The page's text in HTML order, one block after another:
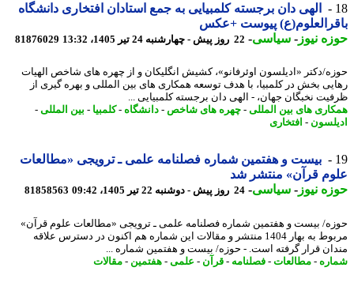
الهی دان برجسته کلمبیایی به جمع استادان افتخاری دانشگاه
پیوست +عکس
نیوز-سیاسی-22 روز پیش - چهارشنبه 24 تیر 1405، 13:32 81876029
دکتر «ادیلسون اوئرفانو»، کشیش انگلیکان و از چهره های شاخص الهیات
بخش در کلمبیا، با هدف توسعه همکاری های بین المللی و بهره گیری از
نخبگان جهان، - الهی دان برجسته کلمبیایی ...
های بین المللی-چهره های شاخص-دانشگاه-کلمبیا-بین المللی-
-افتخاری
بیست و هفتمین شماره فصلنامه علمی ـ ترویجی «مطالعات
قرآن» منتشر شد
نیوز-سیاسی-24 روز پیش - دوشنبه 22 تیر 1405، 09:42 81858563
بیست و هفتمین شماره فصلنامه علمی ـ ترویجی «مطالعات علوم قرآن»
مربوط به بهار 1404 منتشر و مقالات این شماره هم اکنون در دسترس علاقه
قرار گرفته است. - حوزه/ بیست و هفتمین شماره ...
-مطالعات-فصلنامه-قرآن- علمی-هفتمین-مقالات